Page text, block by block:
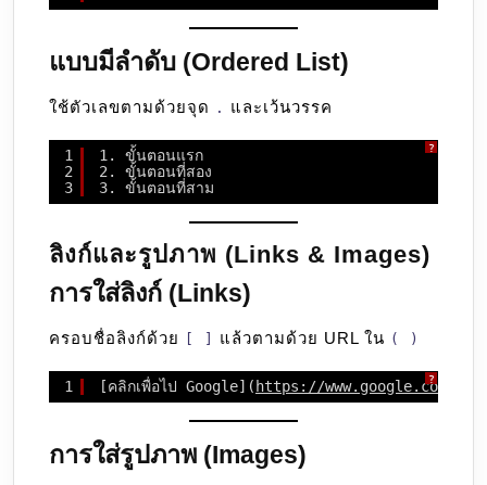
แบบมีลำดับ (Ordered List)
ใช้ตัวเลขตามด้วยจุด . และเว้นวรรค
?
1
2
3
1. ขั้นตอนแรก
2. ขั้นตอนที่สอง
3. ขั้นตอนที่สาม
ลิงก์และรูปภาพ (Links & Images)
การใส่ลิงก์ (Links)
ครอบชื่อลิงก์ด้วย แล้วตามด้วย URL ใน ( )
?
1 [คลิกเพื่อไป Google]( https://www.google.com
การใส่รูปภาพ (Images)